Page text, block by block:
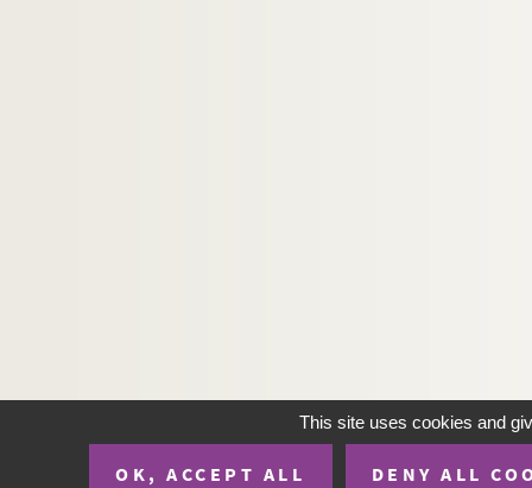
This site uses cookies and
OK, ACCEPT ALL DENY ALL